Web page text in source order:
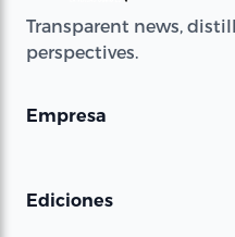
Transparent news,
perspectives.
Empresa
Ediciones